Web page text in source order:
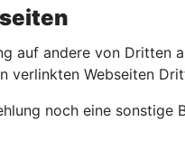
auf andere von
verlinkten Webseiten
noch eine